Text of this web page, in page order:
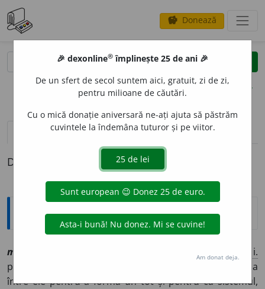
savings Donează
clear
opțiuni
definiții (1) pronunțievolume_up (12)
Definiția cu ID-ul 1151205:
Explicative DEX
mont
C. i.
piesele unui sistem tehnic, ale unui ansamblu) A îmbina
între ele pentru a forma un tot și pentru ca sistemul,
🎉 dexonline® împlinește 25 de ani 🎉
De un sfert de secol suntem aici, gratuit, zi de zi,
pentru milioane de căutări.
Cu o mică donație aniversară ne-ați ajuta să păstrăm
cuvintele la îndemâna tuturor și pe viitor.
Am donat deja.